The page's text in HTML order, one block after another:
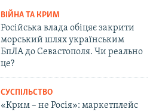
ВІЙНА ТА КРИМ
Російська влада обіцяє закрити
морський шлях українським
БпЛА до Севастополя. Чи реально
це?
СУСПІЛЬСТВО
«Крим – не Росія»: маркетплейс